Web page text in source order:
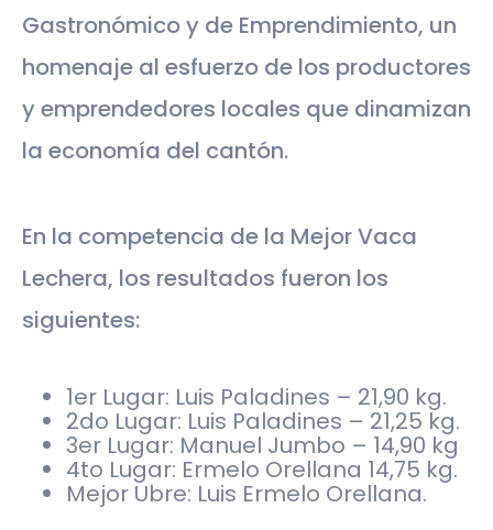
Gastronómico y de Emprendimiento, un
homenaje al esfuerzo de los productores
y emprendedores locales que dinamizan
la economía del cantón.
En la competencia de la Mejor Vaca
Lechera, los resultados fueron los
siguientes:
1er Lugar: Luis Paladines – 21,90 kg.
2do Lugar: Luis Paladines – 21,25 kg.
3er Lugar: Manuel Jumbo – 14,90 kg
4to Lugar: Ermelo Orellana 14,75 kg.
Mejor Ubre: Luis Ermelo Orellana.